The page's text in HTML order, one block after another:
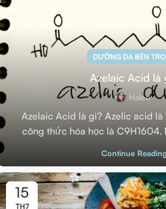
DƯỠNG DA BÊN
Azelaic Acid là
Halee
Azelaic Acid là gì? Azelic acid
công thức hóa học là C9H1604.
Continue Reading
15
TH7